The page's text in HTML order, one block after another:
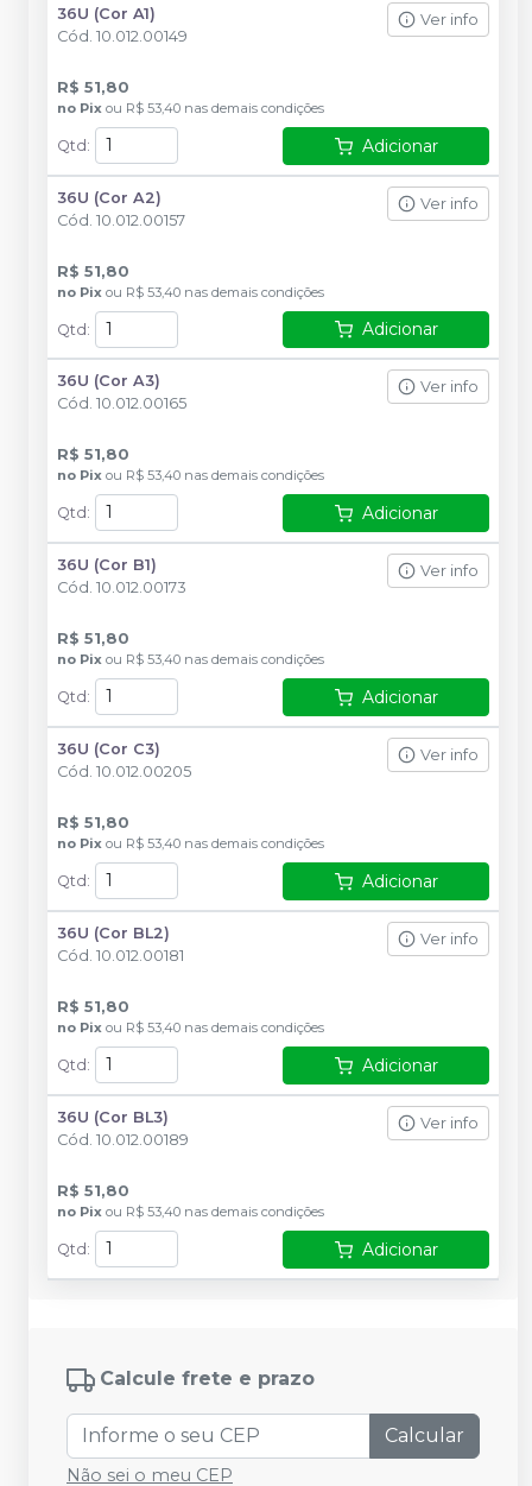
36U (Cor A1)
Cód. 10.012.00149
Ver info
R$ 51,80
no Pix ou R$ 53,40 nas demais condições
Qtd: Adicionar
36U (Cor A2)
Cód. 10.012.00157
Ver info
R$ 51,80
no Pix ou R$ 53,40 nas demais condições
Qtd: Adicionar
36U (Cor A3)
Cód. 10.012.00165
Ver info
R$ 51,80
no Pix ou R$ 53,40 nas demais condições
Qtd : Adicionar
36U (Cor B1)
Cód. 10.012.00173
Ver info
R$ 51,80
no Pix ou R$ 53,40 nas demais condições
Qtd : Adicionar
36U (Cor C3)
Cód. 10.012.00205
Ver info
R$ 51,80
no Pix ou R$ 53,40 nas demais condições
Qtd : Adicionar
36U (Cor BL2)
Cód. 10.012.00181
Ver info
R$ 51,80
no Pix ou R$ 53,40 nas demais condições
Qtd : Adicionar
36U (Cor BL3)
Cód. 10.012.00189
Ver info
R$ 51,80
no Pix ou R$ 53,40 nas demais condições
Qtd: Adicionar
Calcule frete e prazo
Calcular
Não sei o meu CEP